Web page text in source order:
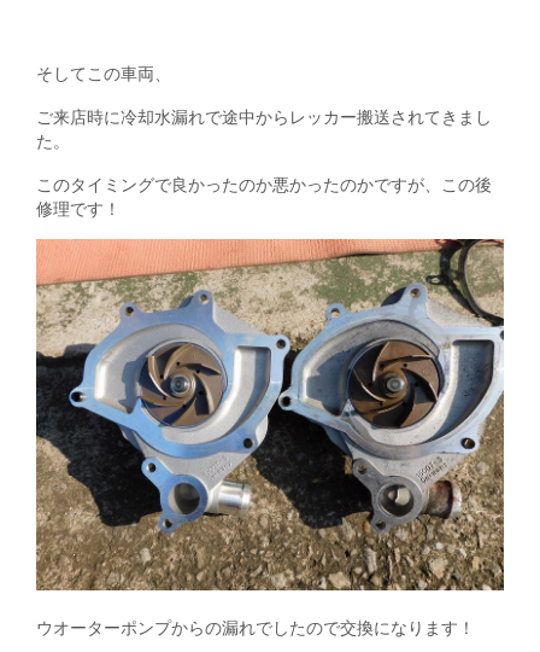
そしてこの車両、
ご来店時に冷却水漏れで途中からレッカー搬送されてきまし
た。
このタイミングで良かったのか悪かったのかですが、この後
修理です！
ウオーターポンプからの漏れでしたので交換になります！